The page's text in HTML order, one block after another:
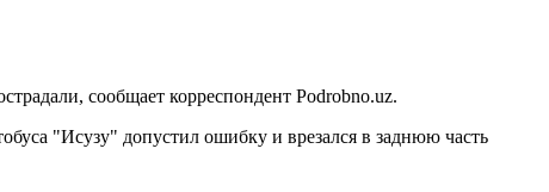
сообщает корреспондент Podrobno.uz.
"Исузу" допустил ошибку и врезался в заднюю часть